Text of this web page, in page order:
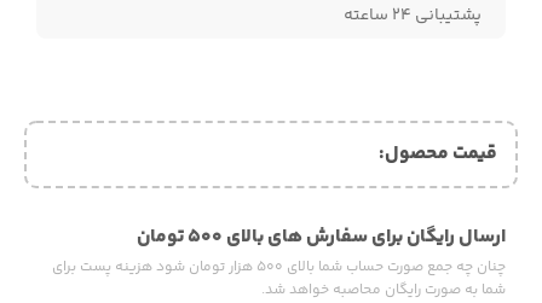
پشتیبانی ۲۴ ساعته
قیمت محصول:​
ارسال رایگان برای سفارش های بالای ۵۰۰ تومان
چنان چه جمع صورت حساب شما بالای ۵۰۰ هزار تومان شود هزینه پست برای
شما به صورت رایگان محاصبه خواهد شد.